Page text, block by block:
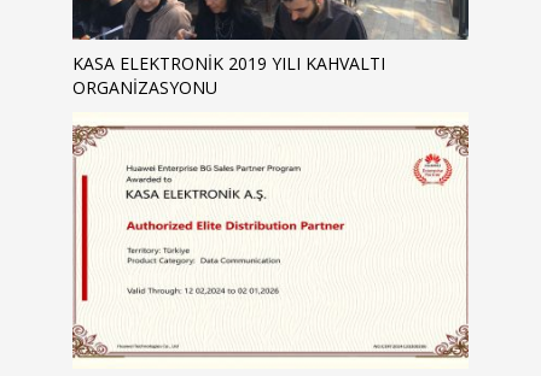
KASA ELEKTRONIK 2019 YILI KAHVALTI
ORGANIZASYONU